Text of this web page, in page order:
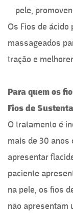
pele,
Os Fios de ácido
massageados
tração e
Para quem os
Fios de
O tratamento é
mais de 30 anos
apresentar
paciente
na pele, os fios
não apresentam